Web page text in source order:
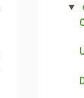
▼